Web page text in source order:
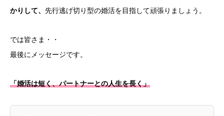
かりして、 先行逃げ切り型の婚活を目指して頑張りましょう。
では皆さま・・
最後にメッセージです。
「婚活は短く、パートナーとの人生を長く」